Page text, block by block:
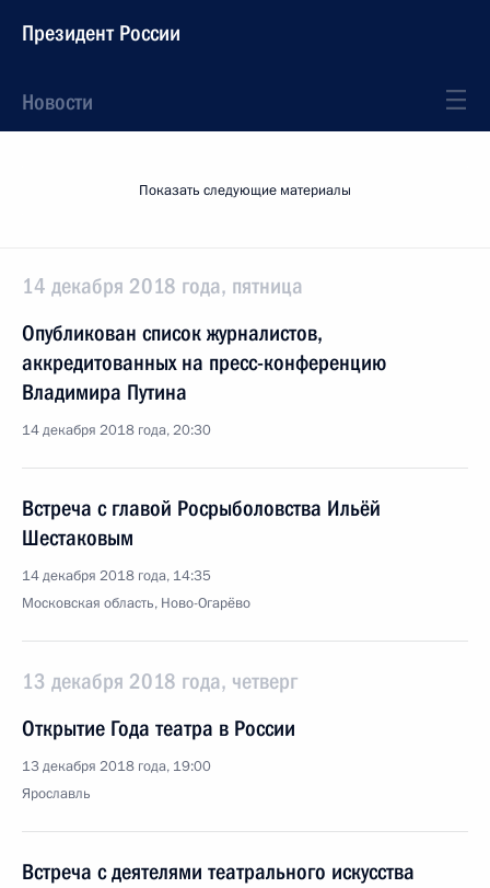
Президент России
Новости
Показать следующие материалы
14 декабря 2018 года, пятница
Опубликован список журналистов,
аккредитованных на пресс-конференцию
Владимира Путина
14 декабря 2018 года, 20:30
Встреча с главой Росрыболовства Ильёй
Шестаковым
14 декабря 2018 года, 14:35
Московская область, Ново-Огарёво
13 декабря 2018 года, четверг
Открытие Года театра в России
13 декабря 2018 года, 19:00
Ярославль
Встреча с деятелями театрального искусства